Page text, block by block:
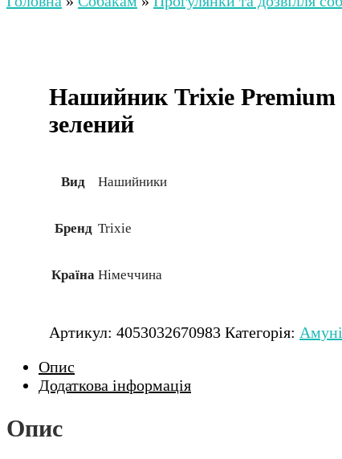
Нашийник Trixie Premium
зелений
Вид Нашийники
Бренд Trixie
Країна Німеччина
Артикул:4053032670983 Категорія:
Опис
Додаткова інформація
Опис